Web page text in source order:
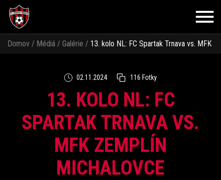
Domov / Médiá / Galérie / 13. kolo NL: FC Spartak Trnava vs. MFK
02.11.2024 116 Fotky
13. KOLO NL: FC
SPARTAK TRNAVA VS.
MFK ZEMPLÍN
MICHALOVCE